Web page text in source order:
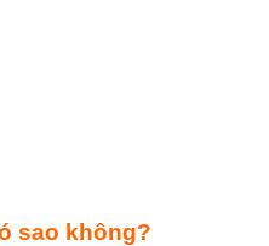
sao không?